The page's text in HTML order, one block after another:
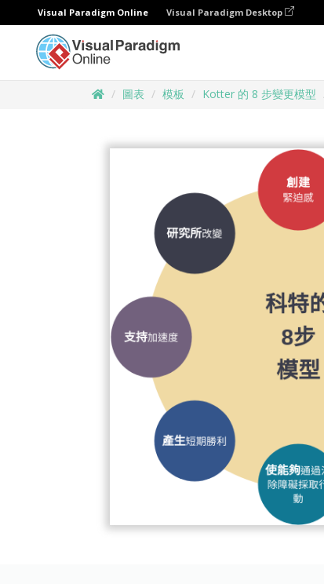
Visual Paradigm Online Visual Paradigm Desktop
圖表 模板 Kotter 的 8 步變更模型